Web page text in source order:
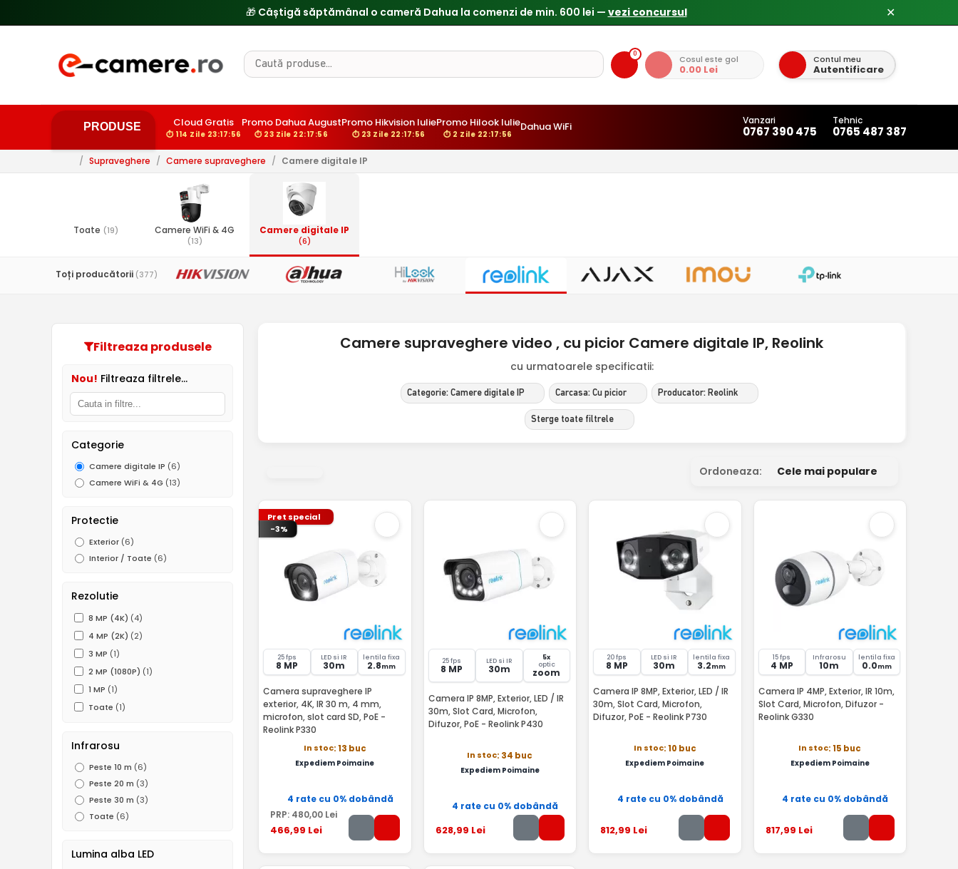
✕
0 Cosul este gol
0.00 Lei
Contul meu
Autentificare
PRODUSE Cloud Gratis
⏱ 114 Zile 23:17:55
Promo Dahua August
⏱ 23 Zile 22:17:55
Promo Hikvision Iulie
⏱ 23 Zile 22:17:55
Promo Hilook Iulie
⏱ 2 Zile 22:17:55
Dahua WiFi Vanzari
0767 390 475
Tehnic
0765 487 387
/ Supraveghere / Camere supraveghere / Camere digitale IP
Toate (19) Camere WiFi & 4G
(13)
Camere digitale IP
(6)
Toți producătorii (377)
Filtreaza produsele
Nou! Filtreaza filtrele...
Categorie
Camere digitale IP (6)
Camere WiFi & 4G (13)
Protectie
Exterior (6)
Interior / Toate (6)
Rezolutie
8 MP (4K) (4)
4 MP (2K) (2)
3 MP (1)
2 MP (1080P) (1)
1 MP (1)
Toate (1)
Infrarosu
Peste 10 m (6)
Peste 20 m (3)
Peste 30 m (3)
Toate (6)
Lumina alba LED
Camere supraveghere video , cu picior Camere digitale IP, Reolink
cu urmatoarele specificatii:
Categorie: Camere digitale IP Carcasa: Cu picior Producator: Reolink
Sterge toate filtrele
Ordoneaza: Cele mai populare
Pret special
-3%
25 fps
8 MP
LED si IR
30m
lentila fixa
2.8mm
Camera supraveghere IP
exterior, 4K, IR 30 m, 4 mm,
microfon, slot card SD, PoE -
Reolink P330
In stoc: 13 buc
Expediem Poimaine
4 rate cu 0% dobândă
PRP: 480,00 Lei
466,99 Lei
25 fps
8 MP
LED si IR
30m
5x
optic
zoom
Camera IP 8MP, Exterior, LED / IR
30m, Slot Card, Microfon,
Difuzor, PoE - Reolink P430
In stoc: 34 buc
Expediem Poimaine
4 rate cu 0% dobândă
628,99 Lei
20 fps
8 MP
LED si IR
30m
lentila fixa
3.2mm
Camera IP 8MP, Exterior, LED / IR
30m, Slot Card, Microfon,
Difuzor, PoE - Reolink P730
In stoc: 10 buc
Expediem Poimaine
4 rate cu 0% dobândă
812,99 Lei
15 fps
4 MP
Infrarosu
10m
lentila fixa
0.0mm
Camera IP 4MP, Exterior, IR 10m,
Slot Card, Microfon, Difuzor -
Reolink G330
In stoc: 15 buc
Expediem Poimaine
4 rate cu 0% dobândă
817,99 Lei